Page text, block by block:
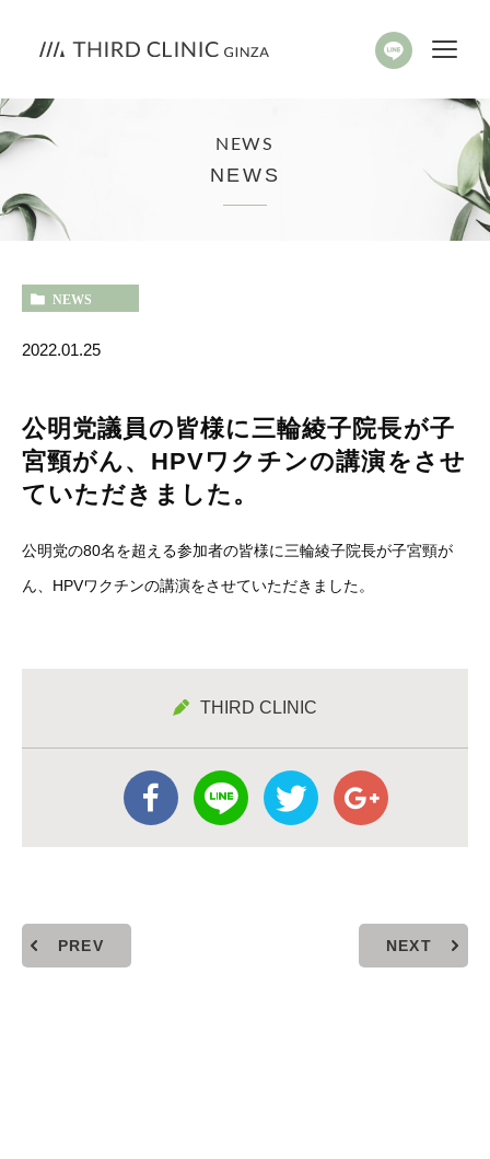
NEWS
NEWS
NEWS
2022.01.25
公明党議員の皆様に三輪綾子院長が子
宮頸がん、HPVワクチンの講演をさせ
ていただきました。
公明党の80名を超える参加者の皆様に三輪綾子院長が子宮頸が
ん、HPVワクチンの講演をさせていただきました。
THIRD CLINIC
PREV NEXT
タンで友だち追加をしてください。